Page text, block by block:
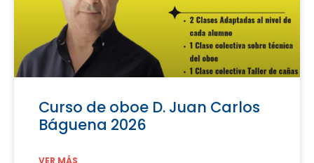
Curso de oboe D. Juan Carlos
Báguena 2026